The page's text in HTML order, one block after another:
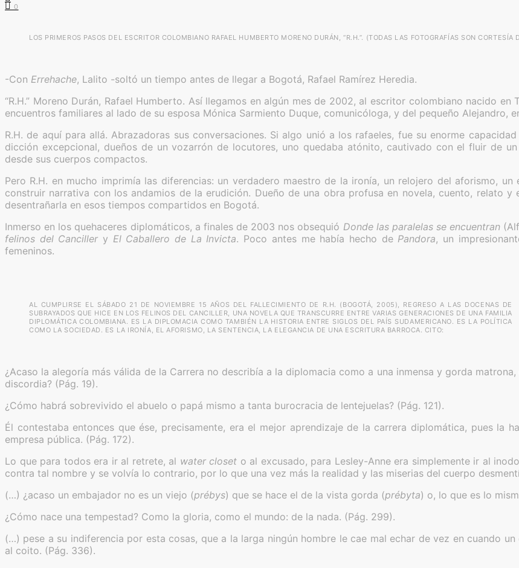
0
LOS PRIMEROS PASOS DEL ESCRITOR COLOMBIANO RAFAEL HUMBERTO MORENO DURÁN, “R.H.”. (TODAS LAS FOTOGRAFÍAS SON CORTESÍA
-Con Errehache, Lalito -soltó un tiempo antes de llegar a Bogotá, Rafael Ramírez Heredia.
“R.H.” Moreno Durán, Rafael Humberto. Así llegamos en algún mes de 2002, al escritor colombiano nacido
encuentros familiares al lado de su esposa Mónica Sarmiento Duque, comunicóloga, y del pequeño Alejandro,
R.H. de aquí para allá. Abrazadoras sus conversaciones. Si algo unió a los rafaeles, fue su enorme
dicción excepcional, dueños de un vozarrón de locutores, uno quedaba atónito, cautivado con el fluir de
desde sus cuerpos compactos.
Pero R.H. en mucho imprimía las diferencias: un verdadero maestro de la ironía, un relojero del aforismo,
construir narrativa con los andamios de la erudición. Dueño de una obra profusa en novela, cuento, relato
desentrañarla en esos tiempos compartidos en Bogotá.
Inmerso en los quehaceres diplomáticos, a finales de 2003 nos obsequió Donde las paralelas se encuentran
felinos del Canciller y El Caballero de La Invicta. Poco antes me había hecho de Pandora, un
femeninos.
AL CUMPLIRSE EL SÁBADO 21 DE NOVIEMBRE 15 AÑOS DEL FALLECIMIENTO DE R.H. (BOGOTÁ, 2005), REGRESO A LAS DOCENAS DE
SUBRAYADOS QUE HICE EN LOS FELINOS DEL CANCILLER, UNA NOVELA QUE TRANSCURRE ENTRE VARIAS GENERACIONES DE UNA FAMILIA
DIPLOMÁTICA COLOMBIANA. ES LA DIPLOMACIA COMO TAMBIÉN LA HISTORIA ENTRE SIGLOS DEL PAÍS SUDAMERICANO. ES LA POLÍTICA
COMO LA SOCIEDAD. ES LA IRONÍA, EL AFORISMO, LA SENTENCIA, LA ELEGANCIA DE UNA ESCRITURA BARROCA. CITO:
¿Acaso la alegoría más válida de la Carrera no describía a la diplomacia como a una inmensa y gorda
discordia? (Pág. 19).
¿Cómo habrá sobrevivido el abuelo o papá mismo a tanta burocracia de lentejuelas? (Pág. 121).
Él contestaba entonces que ése, precisamente, era el mejor aprendizaje de la carrera diplomática, pues la
empresa pública. (Pág. 172).
Lo que para todos era ir al retrete, al water closet o al excusado, para Lesley-Anne era simplemente ir al
contra tal nombre y se volvía lo contrario, por lo que una vez más la realidad y las miserias del cuerpo
(…) ¿acaso un embajador no es un viejo (prébys) que se hace el de la vista gorda (prébyta) o, lo que es lo
¿Cómo nace una tempestad? Como la gloria, como el mundo: de la nada. (Pág. 299).
(…) pese a su indiferencia por esta cosas, que a la larga ningún hombre le cae mal echar de vez en cuando
al coito. (Pág. 336).